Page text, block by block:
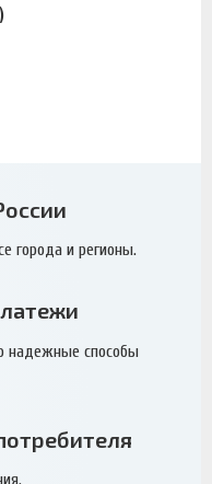
города и регионы.
надежные способы